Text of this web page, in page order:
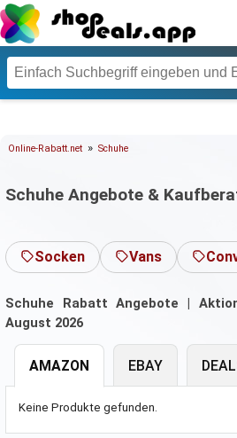
Online-Rabatt.net » Schuhe
Schuhe Angebote &
Socken Vans
Schuhe Rabatt Angebote |
August 2026
AMAZON
Keine Produkte gefunden.
EBAY